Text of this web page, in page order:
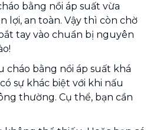
bằng nồi áp suất vừa
lợi, an toàn. Vậy thì còn chờ
tay vào chuẩn bị nguyên
cháo bằng nồi áp suất khá
sự khác biệt với khi nấu
thường. Cụ thể, bạn cần